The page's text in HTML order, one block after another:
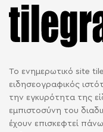
Το ενημερωτικό site
ειδησεογραφικός
την εγκυρότητα της
εμπιστοσύνη του
έχουν επισκεφτεί